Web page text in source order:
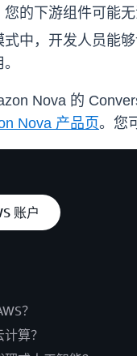
您的下游组件可能
式中，开发人员能
Nova 的
Nova 产品页。您
账户
？
算？